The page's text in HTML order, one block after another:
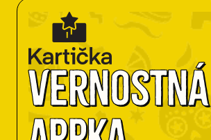
Vernostná